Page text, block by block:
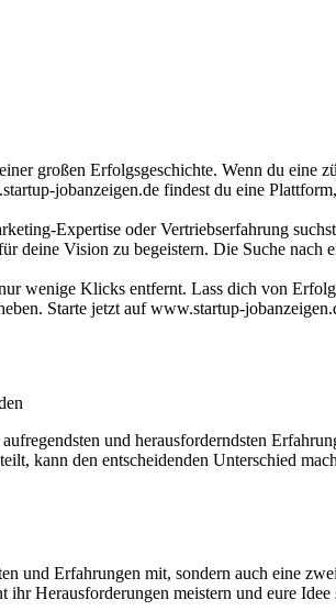
großen Erfolgsgeschichte. Wenn du eine
jobanzeigen.de findest du eine
Expertise oder Vertriebserfahrung
deine Vision zu begeistern. Die Suche
wenige Klicks entfernt. Lass dich von
Starte jetzt auf www.startup-
und herausforderndsten
kann den entscheidenden Unterschied
und Erfahrungen mit, sondern auch eine
Herausforderungen meistern und eure Idee